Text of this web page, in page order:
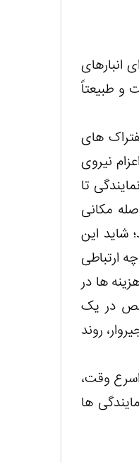
انبارهای
و طبیعتاً
های
نیروی
تا
مکانی
شاید این
ارتباطی
ها در
در یک
روند
وقت،
ها